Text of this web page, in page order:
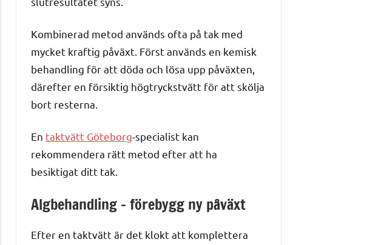
Kombinerad metod används ofta på tak med
mycket kraftig påväxt. Först används en kemisk
behandling för att döda och lösa upp påväxten,
därefter en försiktig högtryckstvätt för att skölja
bort resterna.
En taktvätt Göteborg-specialist kan
rekommendera rätt metod efter att ha
besiktigat ditt tak.
Algbehandling – förebygg ny påväxt
Efter en taktvätt är det klokt att komplettera